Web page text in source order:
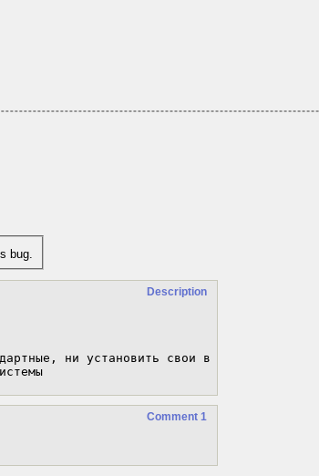
bug.
Description
ни установить свои в
Comment 1